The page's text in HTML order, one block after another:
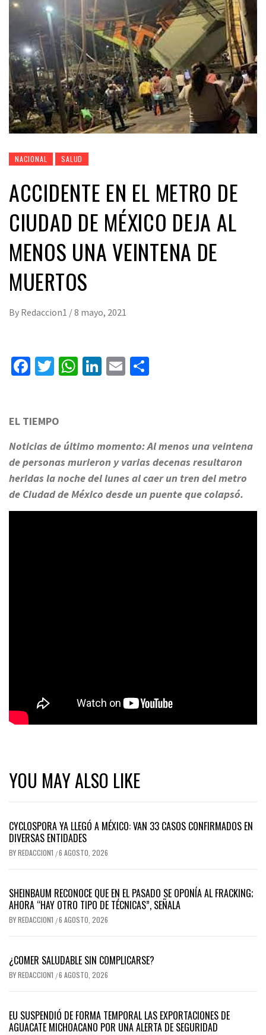
NACIONAL SALUD
ACCIDENTE EN EL METRO DE
CIUDAD DE MÉXICO DEJA AL
MENOS UNA VEINTENA DE
MUERTOS
By Redaccion1 /8 mayo, 2021
Facebook
Twitter
WhatsApp
LinkedIn
Email
EL TIEMPO
Noticias de último momento: Al menos una veintena
de personas murieron y varias decenas resultaron
heridas la noche del lunes al caer un tren del metro
de Ciudad de México desde un puente que colapsó.
YOU MAY ALSO LIKE
CYCLOSPORA YA LLEGÓ A MÉXICO: VAN 33 CASOS CONFIRMADOS EN
DIVERSAS ENTIDADES
BYREDACCION1 /6 AGOSTO, 2026
SHEINBAUM RECONOCE QUE EN EL PASADO SE OPONÍA AL FRACKING;
AHORA “HAY OTRO TIPO DE TÉCNICAS”, SEÑALA
BYREDACCION1 /6 AGOSTO, 2026
¿COMER SALUDABLE SIN COMPLICARSE?
BYREDACCION1 /6 AGOSTO, 2026
EU SUSPENDIÓ DE FORMA TEMPORAL LAS EXPORTACIONES DE
AGUACATE MICHOACANO POR UNA ALERTA DE SEGURIDAD